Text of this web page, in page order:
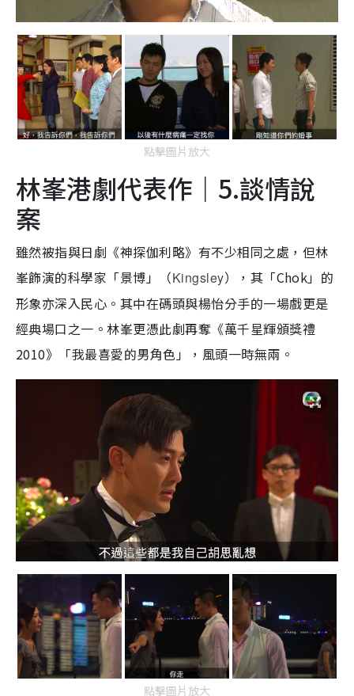
點擊圖片放大
林峯港劇代表作｜5.談情說
案
雖然被指與日劇《神探伽利略》有不少相同之處，但林
峯飾演的科學家「景博」（Kingsley），其「Chok」的
形象亦深入民心。其中在碼頭與楊怡分手的一場戲更是
經典場口之一。林峯更憑此劇再奪《萬千星輝頒獎禮
2010》「我最喜愛的男角色」，風頭一時無兩。
點擊圖片放大